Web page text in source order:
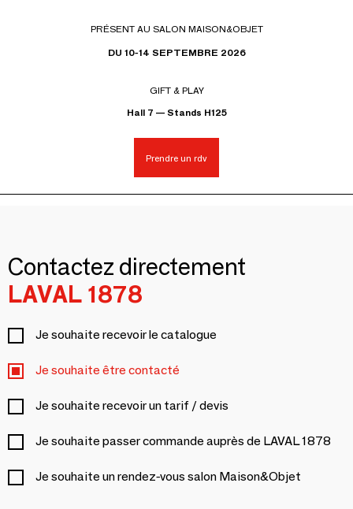
PRÉSENT AU SALON MAISON&OBJET
DU 10-14 SEPTEMBRE 2026
GIFT & PLAY
Hall 7 — Stands H125
Prendre un rdv
Contactez directement
LAVAL 1878
Je souhaite recevoir le catalogue
Je souhaite être contacté
Je souhaite recevoir un tarif / devis
Je souhaite passer commande auprès de LAVAL 1878
Je souhaite un rendez-vous salon Maison&Objet